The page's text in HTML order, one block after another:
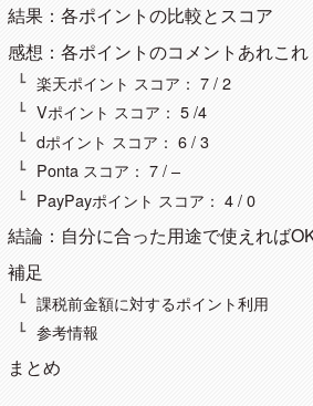
結果：各ポイントの比較とスコア
感想：各ポイントのコメントあれこれ
楽天ポイント スコア： 7 / 2
Vポイント スコア： 5 /4
dポイント スコア： 6 / 3
Ponta スコア： 7 / –
PayPayポイント スコア： 4 / 0
結論：自分に合った用途で使えれば
補足
課税前金額に対するポイント利用
参考情報
まとめ